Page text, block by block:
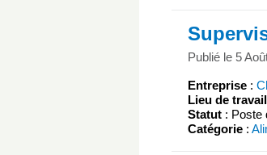
Publié le 5
Entreprise :
Lieu de travail
Statut : Poste
Catégorie :